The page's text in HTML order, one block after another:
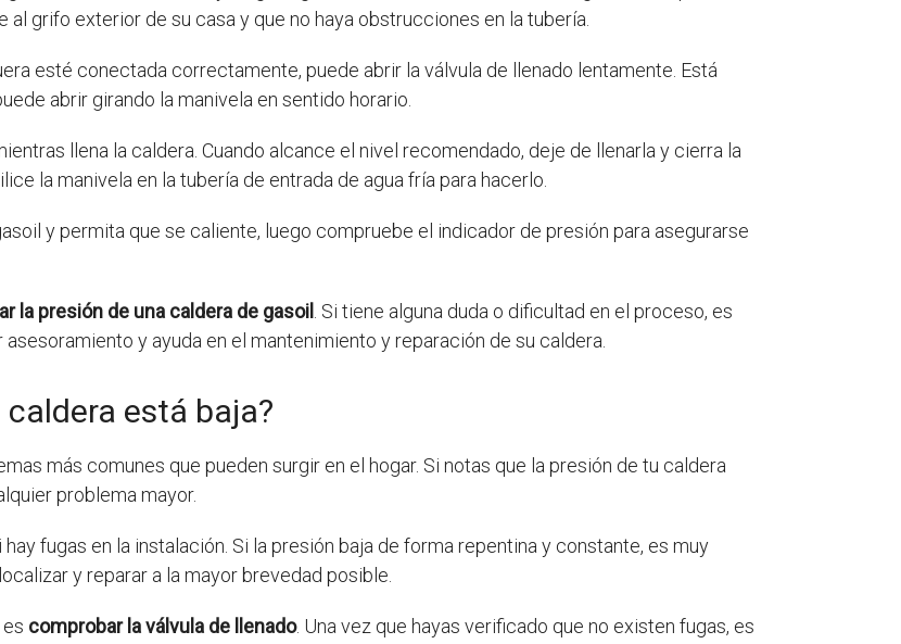
grifo exterior de su casa y que no haya obstrucciones en la tubería.
esté conectada correctamente, puede abrir la válvula de llenado lentamente. Está
abrir girando la manivela en sentido horario.
llena la caldera. Cuando alcance el nivel recomendado, deje de llenarla y cierra la
la manivela en la tubería de entrada de agua fría para hacerlo.
y permita que se caliente, luego compruebe el indicador de presión para asegurarse
la presión de una caldera de gasoil . Si tiene alguna duda o dificultad en el proceso, es
y ayuda en el mantenimiento y reparación de su caldera.
está baja?
más comunes que pueden surgir en el hogar. Si notas que la presión de tu caldera
problema mayor.
fugas en la instalación. Si la presión baja de forma repentina y constante, es muy
y reparar a la mayor brevedad posible.
comprobar la válvula de llenado. Una vez que hayas verificado que no existen fugas, es